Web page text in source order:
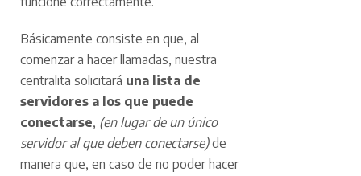
Básicamente consiste en que, al
comenzar a hacer llamadas, nuestra
centralita solicitará una lista de
servidores a los que puede
conectarse, (en lugar de un único
servidor al que deben conectarse)de
manera que, en caso de no poder hacer